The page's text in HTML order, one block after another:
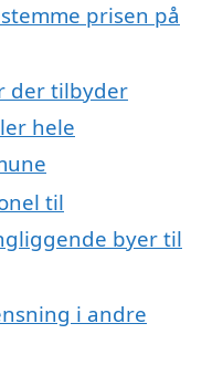
prisen på
der tilbyder
hele
til
byer til
i andre